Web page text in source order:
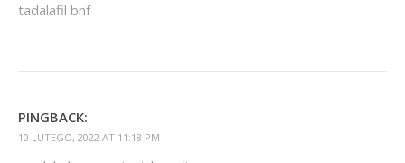
tadalafil bnf
PINGBACK:
10 LUTEGO, 2022 AT 11:18 PM